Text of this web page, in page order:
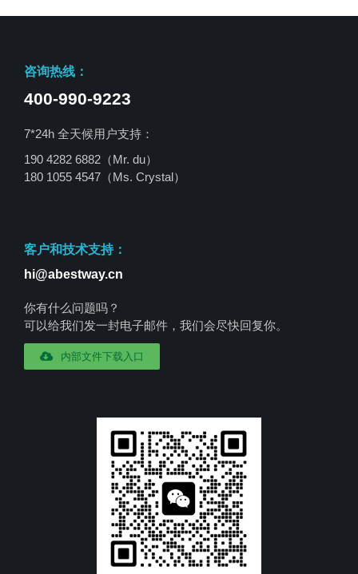
咨询热线：
400-990-9223
7*24h 全天候用户支持：
190 4282 6882（Mr. du）
180 1055 4547 （Ms. Crystal）
客户和技术支持：
hi@abestway.cn
你有什么问题吗？
可以给我们发一封电子邮件，我们会尽快回复你。
内部文件下载入口